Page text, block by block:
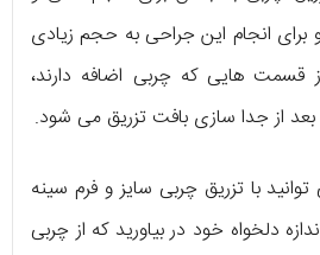
انجام این جراحی به حجم زیادی
قسمت هایی که چربی اضافه دارند،
از جدا سازی بافت تزریق می شود.
با تزریق چربی سایز و فرم سینه
دلخواه خود در بیاورید که از چربی